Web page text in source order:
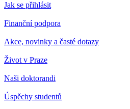
Jak se přihlásit
Finanční podpora
Akce, novinky a časté dotazy
Život v Praze
Naši doktorandi
Úspěchy studentů